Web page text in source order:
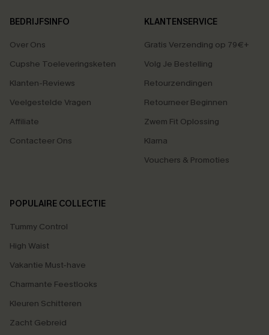
BEDRIJFSINFO
Over Ons
Cupshe Toeleveringsketen
Klanten-Reviews
Veelgestelde Vragen
Affiliate
Contacteer Ons
KLANTENSERVICE
Gratis Verzending op 79€+
Volg Je Bestelling
Retourzendingen
Retourneer Beginnen
Zwem Fit Oplossing
Klarna
Vouchers & Promoties
POPULAIRE COLLECTIE
Tummy Control
High Waist
Vakantie Must-have
Charmante Feestlooks
Kleuren Schitteren
Zacht Gebreid